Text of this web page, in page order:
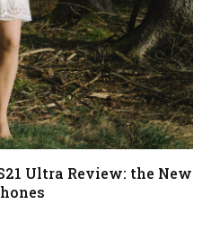
Ultra Review: the New